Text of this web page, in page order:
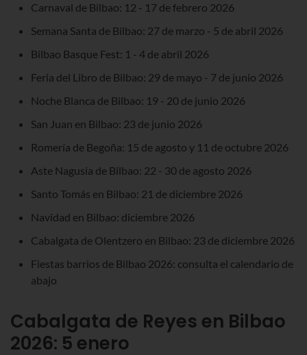
Carnaval de Bilbao: 12 - 17 de febrero 2026
Semana Santa de Bilbao: 27 de marzo - 5 de abril 2026
Bilbao Basque Fest: 1 - 4 de abril 2026
Feria del Libro de Bilbao: 29 de mayo - 7 de junio 2026
Noche Blanca de Bilbao: 19 - 20 de junio 2026
San Juan en Bilbao: 23 de junio 2026
Romería de Begoña: 15 de agosto y 11 de octubre 2026
Aste Nagusia de Bilbao: 22 - 30 de agosto 2026
Santo Tomás en Bilbao: 21 de diciembre 2026
Navidad en Bilbao: diciembre 2026
Cabalgata de Olentzero en Bilbao: 23 de diciembre 2026
Fiestas barrios de Bilbao 2026: consulta el calendario de
abajo
Cabalgata de Reyes en Bilbao
2026: 5 enero